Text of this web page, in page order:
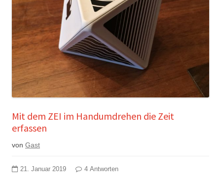
Mit dem ZEI im Handumdrehen die Zeit
erfassen
von Gast
21. Januar 2019 4 Antworten